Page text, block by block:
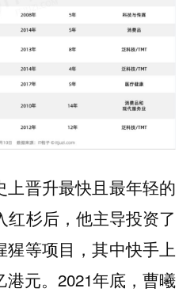
上晋升最快且最年轻的
红杉后，他主导投资了
等项目，其中快手上
元。2021年底，曹曦